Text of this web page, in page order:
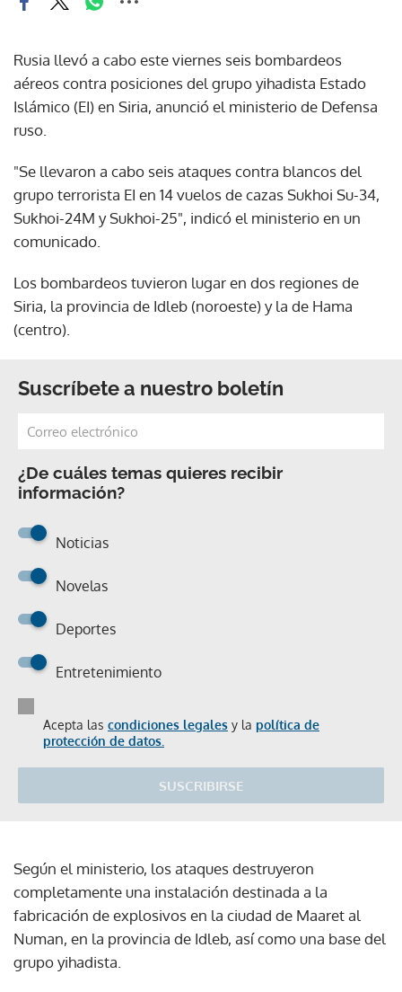
Rusia llevó a cabo este viernes seis bombardeos
aéreos contra posiciones del grupo yihadista Estado
Islámico (EI) en Siria, anunció el ministerio de Defensa
ruso.
"Se llevaron a cabo seis ataques contra blancos del
grupo terrorista EI en 14 vuelos de cazas Sukhoi Su-34,
Sukhoi-24M y Sukhoi-25", indicó el ministerio en un
comunicado.
Los bombardeos tuvieron lugar en dos regiones de
Siria, la provincia de Idleb (noroeste) y la de Hama
(centro).
Suscríbete a nuestro boletín
¿De cuáles temas quieres recibir
información?
Noticias
Novelas
Deportes
Entretenimiento
Acepta las condiciones legales y la política de
protección de datos.
SUSCRIBIRSE
Según el ministerio, los ataques destruyeron
completamente una instalación destinada a la
fabricación de explosivos en la ciudad de Maaret al
Numan, en la provincia de Idleb, así como una base del
grupo yihadista.